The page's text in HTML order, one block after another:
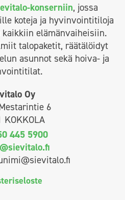
konserniin, jossa
koteja ja hyvinvointitiloja
elämänvaiheisiin.
talopaketit, räätälöidyt
asunnot sekä hoiva- ja
Oy
6
KOKKOLA
445 5900